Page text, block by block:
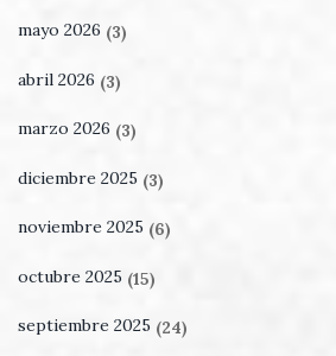
mayo 2026 (3)
abril 2026 (3)
marzo 2026 (3)
diciembre 2025 (3)
noviembre 2025 (6)
octubre 2025 (15)
septiembre 2025 (24)